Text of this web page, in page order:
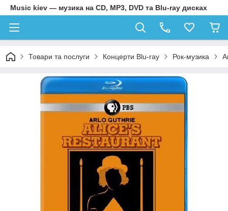
Music kiev — музика на CD, MP3, DVD та Blu-ray дисках
Товари та послуги Концерти Blu-ray Рок-музика